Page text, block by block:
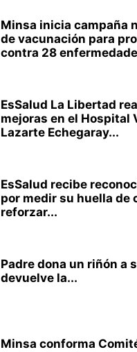
Minsa inicia campaña
de vacunación para
contra 28
EsSalud La Libertad
mejoras en el Hospital
Lazarte Echegaray...
EsSalud recibe
por medir su huella de
reforzar...
Padre dona un riñón a
devuelve la...
Minsa conforma